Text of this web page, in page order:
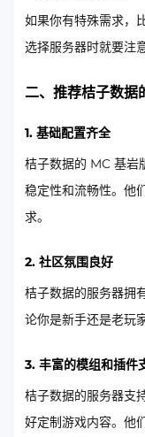
如果你有特殊需求，
选择服务器时就要注
二、推荐桔子数据
1. 基础配置齐全
桔子数据的 MC 基岩
稳定性和流畅性。他
求。
2. 社区氛围良好
桔子数据的服务器拥
论你是新手还是老玩
3. 丰富的模组和插件
桔子数据的服务器支
好定制游戏内容。他